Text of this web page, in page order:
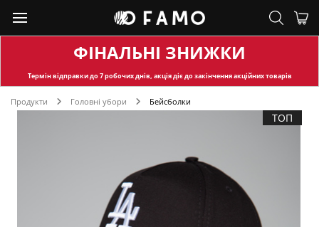
ФІНАЛЬНІ ЗНИЖКИ
Термін відправкидо 7 робочих днів, акція діє до закінчення акційних товарів
Продукти Головні убори Бейсболки
ТОП